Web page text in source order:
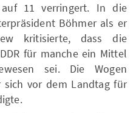
11 verringert. In die
Böhmer als er
kritisierte, dass die
für manche ein Mittel
sei. Die Wogen
vor dem Landtag für